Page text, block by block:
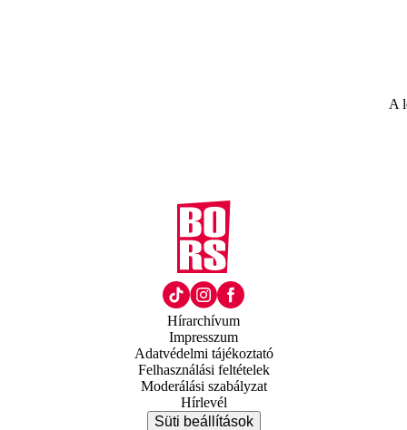
A
Hírarchívum
Impresszum
Adatvédelmi tájékoztató
Felhasználási feltételek
Moderálási szabályzat
Hírlevél
Süti beállítások